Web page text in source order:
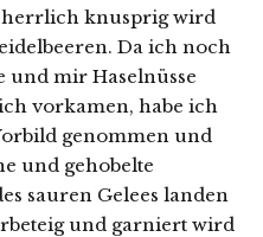
herrlich knusprig wird
Da ich noch
und mir Haselnüsse
vorkamen, habe ich
genommen und
und gehobelte
sauren Gelees landen
und garniert wird